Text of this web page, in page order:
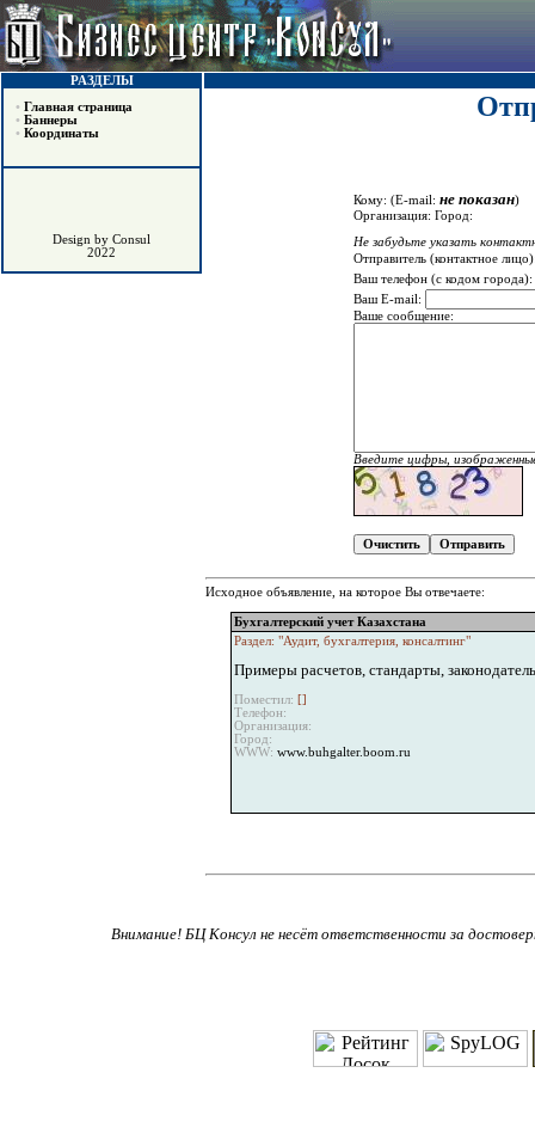
РАЗДЕЛЫ
• Главная страница
• Баннеры
• Координаты
Design by Consul
2022
Кому: (E-mail: не показан)
Организация: Город:
Не забудьте указать
Отправитель (контактное
Ваш телефон (с кодом города):
Ваш E-mail:
Ваше сообщение:
Введите цифры,
Исходное объявление, на которое Вы отвечаете:
Бухгалтерский учет Казахстана
Раздел: "Аудит, бухгалтерия, консалтинг"
Примеры расчетов, стандарты,
Поместил: []
Телефон:
Организация:
Город:
WWW: www.buhgalter.boom.ru
Внимание! БЦ Консул не несёт ответственности за